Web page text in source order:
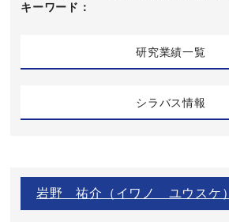
キーワード
研究業績一覧
シラバス情報
岩野 祐介（イワノ ユウスケ）